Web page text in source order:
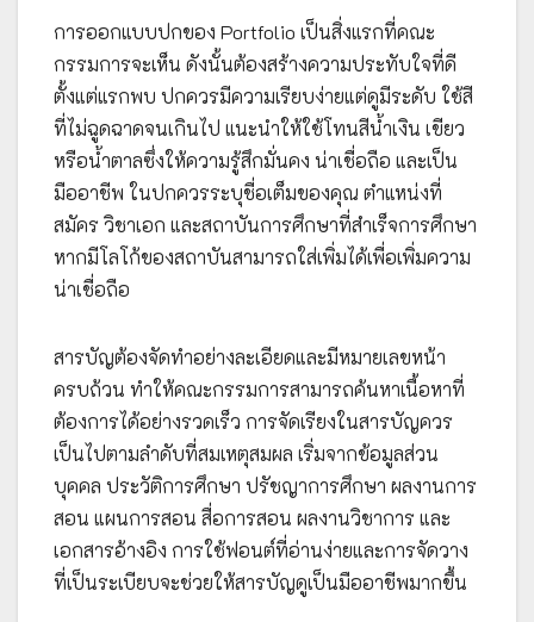
การออกแบบปกของ Portfolio เป็นสิ่งแรกที่คณะ
กรรมการจะเห็น ดังนั้นต้องสร้างความประทับใจที่ดี
ตั้งแต่แรกพบ ปกควรมีความเรียบง่ายแต่ดูมีระดับ ใช้สี
ที่ไม่ฉูดฉาดจนเกินไป แนะนำให้ใช้โทนสีน้ำเงิน เขียว
หรือน้ำตาลซึ่งให้ความรู้สึกมั่นคง น่าเชื่อถือ และเป็น
มืออาชีพ ในปกควรระบุชื่อเต็มของคุณ ตำแหน่งที่
สมัคร วิชาเอก และสถาบันการศึกษาที่สำเร็จการศึกษา
หากมีโลโก้ของสถาบันสามารถใส่เพิ่มได้เพื่อเพิ่มความ
น่าเชื่อถือ
สารบัญต้องจัดทำอย่างละเอียดและมีหมายเลขหน้า
ครบถ้วน ทำให้คณะกรรมการสามารถค้นหาเนื้อหาที่
ต้องการได้อย่างรวดเร็ว การจัดเรียงในสารบัญควร
เป็นไปตามลำดับที่สมเหตุสมผล เริ่มจากข้อมูลส่วน
บุคคล ประวัติการศึกษา ปรัชญาการศึกษา ผลงานการ
สอน แผนการสอน สื่อการสอน ผลงานวิชาการ และ
เอกสารอ้างอิง การใช้ฟอนต์ที่อ่านง่ายและการจัดวาง
ที่เป็นระเบียบจะช่วยให้สารบัญดูเป็นมืออาชีพมากขึ้น